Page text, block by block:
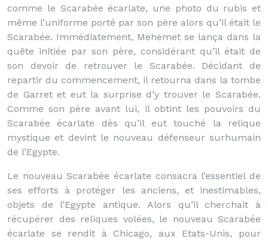
comme le Scarabée écarlate, une photo du rubis et
même l’uniforme porté par son père alors qu’il était le
Scarabée. Immédiatement, Mehemet se lança dans la
quête initiée par son père, considérant qu’il était de
son devoir de retrouver le Scarabée. Décidant de
repartir du commencement, il retourna dans la tombe
de Garret et eut la surprise d’y trouver le Scarabée.
Comme son père avant lui, il obtint les pouvoirs du
Scarabée écarlate dès qu’il eut touché la relique
mystique et devint le nouveau défenseur surhumain
de l’Egypte.
Le nouveau Scarabée écarlate consacra l’essentiel de
ses efforts à protéger les anciens, et inestimables,
objets de l’Egypte antique. Alors qu’il cherchait à
récupérer des reliques volées, le nouveau Scarabée
écarlate se rendit à Chicago, aux Etats-Unis, pour